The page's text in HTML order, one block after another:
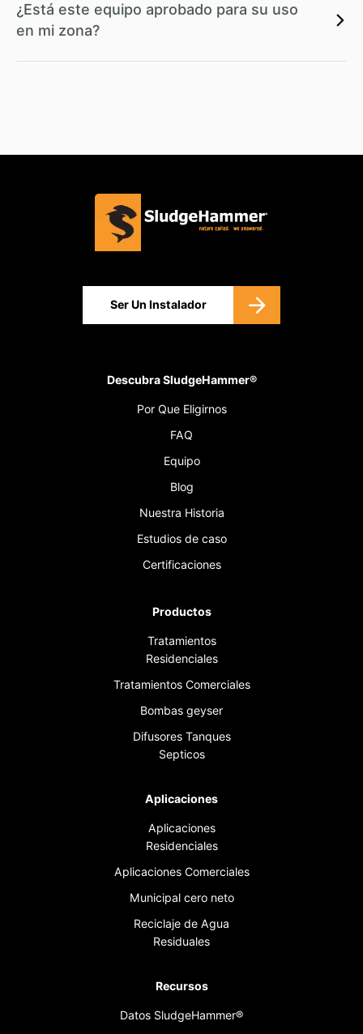
¿Está este equipo aprobado para su uso
en mi zona?
Ser Un Instalador
Descubra SludgeHammer®
Por Que Eligirnos
FAQ
Equipo
Blog
Nuestra Historia
Estudios de caso
Certificaciones
Productos
Tratamientos
Residenciales
Tratamientos Comerciales
Bombas geyser
Difusores Tanques
Septicos
Aplicaciones
Aplicaciones
Residenciales
Aplicaciones Comerciales
Municipal cero neto
Reciclaje de Agua
Residuales
Recursos
Datos SludgeHammer®